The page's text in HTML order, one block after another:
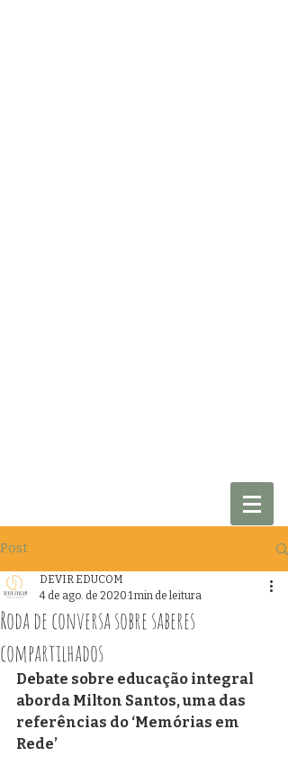
Post
Roda de conversa sobre saberes
compartilhados
DEVIR EDUCOM
4 de ago. de 2020 1 min de leitura
Debate sobre educação integral
aborda Milton Santos, uma das
referências do ‘Memórias em
Rede’